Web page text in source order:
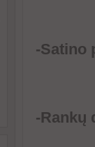
-Satino
-Rankų